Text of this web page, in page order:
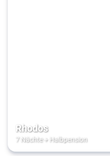
Rhodos
7 Nächte+ Halbpension